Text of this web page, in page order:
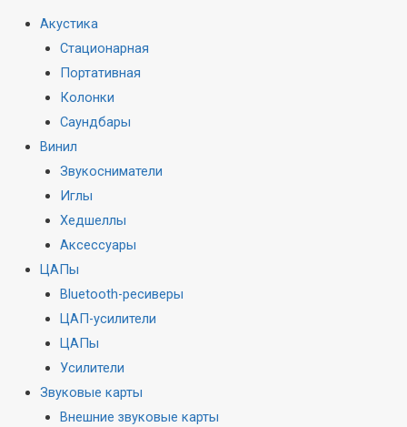
Акустика
Стационарная
Портативная
Колонки
Саундбары
Винил
Звукосниматели
Иглы
Хедшеллы
Аксессуары
ЦАПы
Bluetooth-ресиверы
ЦАП-усилители
ЦАПы
Усилители
Звуковые карты
Внешние звуковые карты